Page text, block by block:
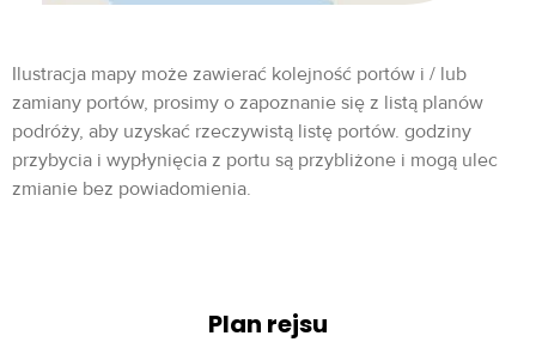
Ilustracja mapy może zawierać kolejność portów i / lub
zamiany portów, prosimy o zapoznanie się z listą planów
podróży, aby uzyskać rzeczywistą listę portów. godziny
przybycia i wypłynięcia z portu są przybliżone i mogą ulec
zmianie bez powiadomienia.
Plan rejsu